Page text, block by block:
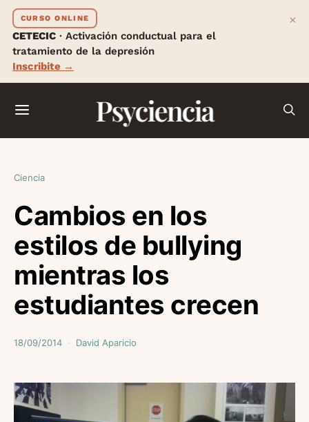
CURSO ONLINE
CETECIC · Activación conductual para el
tratamiento de la depresión
Inscribite →
×
Psyciencia
Ciencia
Cambios en los
estilos de bullying
mientras los
estudiantes crecen
18/09/2014 David Aparicio